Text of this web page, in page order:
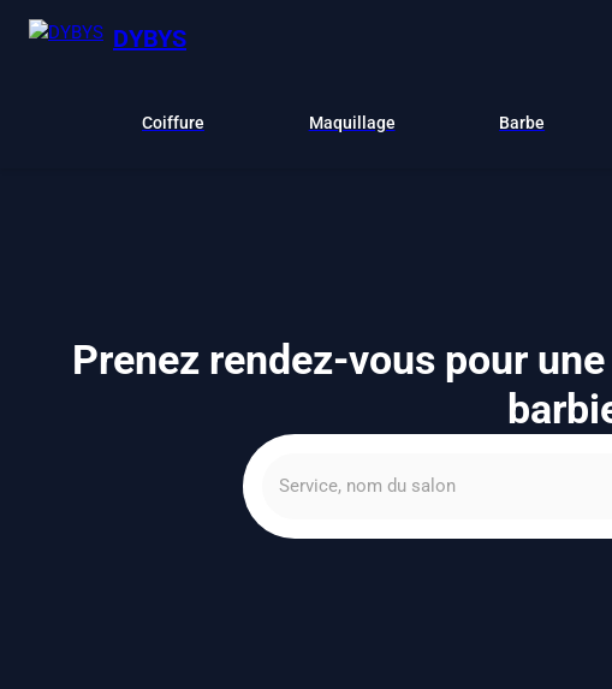
DYBYS
Coiffure Maquillage Barbe
Prenez rendez-vous pour